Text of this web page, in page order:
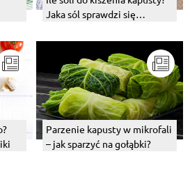
Jaka sól sprawdzi się
Parzenie kapusty w mikrofali
– jak sparzyć na gołąbki?